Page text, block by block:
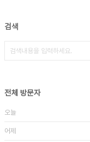
검색
전체 방문자
오늘
어제